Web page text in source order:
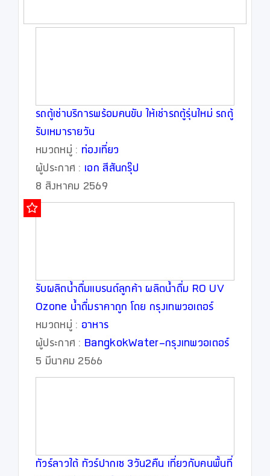
รถตู้เช่าบริการพร้อมคนขับ ให้เช่ารถตู้รุ่นใหม่ รถตู้
รับเหมารายวัน
หมวดหมู่ : ท่องเที่ยว
ผู้ประกาศ : เอก สีสันกรุ๊ป
8 สิงหาคม 2569
รับผลิตน้ำดื่มแบรนด์ลูกค้า ผลิตน้ำดื่ม RO UV
Ozone น้ำดื่มราคาถูก โดย กรุงเทพวอเตอร์
Bangkok Water
หมวดหมู่ : อาหาร
ผู้ประกาศ : BangkokWater-กรุงเทพวอเตอร์
5 มีนาคม 2566
ทัวร์ลาวใต้ ทัวร์ปากเซ 3วัน2คืน เที่ยวกับคนพื้นที่